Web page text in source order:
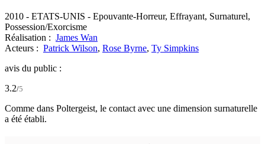
2010 - ETATS-UNIS - Epouvante-Horreur, Effrayant, Surnaturel,
Possession/Exorcisme
Réalisation : James Wan
Acteurs : Patrick Wilson, Rose Byrne, Ty Simpkins
avis du public :
3.2/5
Comme dans Poltergeist, le contact avec une dimension surnaturelle
a été établi.